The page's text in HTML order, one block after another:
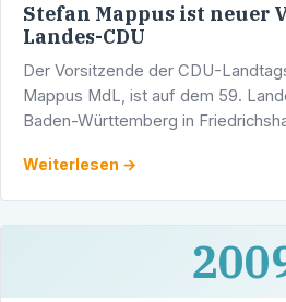
Stefan Mappus ist neuer
Landes-CDU
Der Vorsitzende der CDU-
Mappus MdL, ist auf dem 59.
Baden-Württemberg in
Landesvorsitzenden …
Weiterlesen →